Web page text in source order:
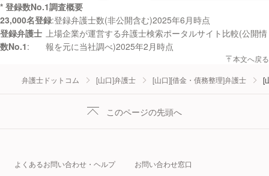
* 登録数No.1調査概要
23,000名登録 登録弁護士数(非公開含む)2025年6月時点
登録弁護士
数No.1
上場企業が運営する弁護士検索ポータルサイト比較(公開情
報を元に当社調べ)2025年2月時点
本文へ戻る
弁護士ドットコム [山口]弁護士 [山口][借金・債務整理]弁護士 [
このページの先頭へ
よくあるお問い合わせ・ヘルプ お問い合わせ窓口